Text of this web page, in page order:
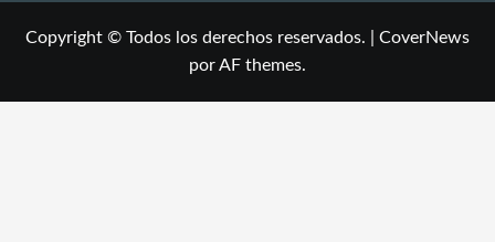
Copyright © Todos los derechos reservados.
CoverNews
por AF themes.